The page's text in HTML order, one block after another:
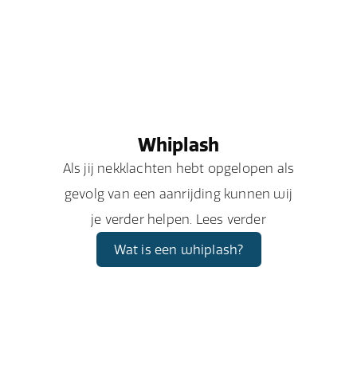
Whiplash
Als jij nekklachten hebt opgelopen als
gevolg van een aanrijding kunnen wij
je verder helpen. Lees verder
Wat is een whiplash?